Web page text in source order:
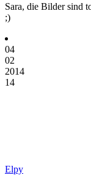
Sara, die Bilder sind
;)
04
02
2014
14
Elpy